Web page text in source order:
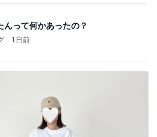
んって何かあったの？
1日前